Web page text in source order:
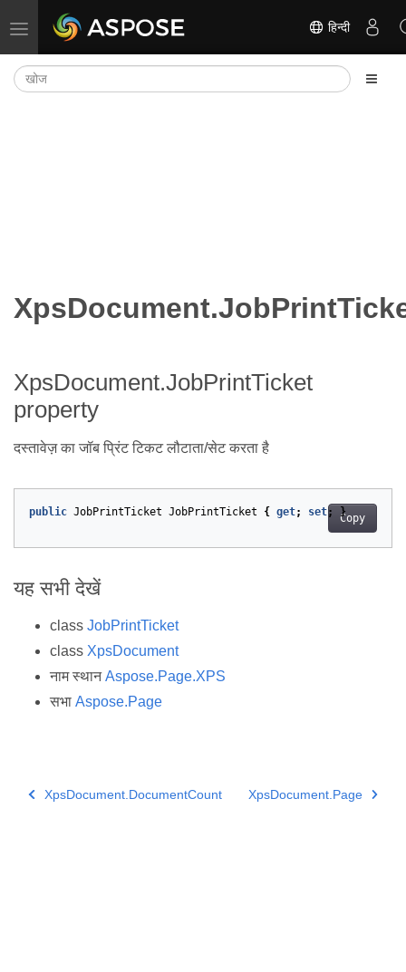
नेविगेशन टॉगल करें हिन्दी
XpsDocument.JobPrintTicket
property
दस्तावेज़ का जॉब प्रिंट टिकट लौटाता/सेट करता है
Copy
public JobPrintTicket JobPrintTicket { get; set; }
यह सभी देखें
class JobPrintTicket
class XpsDocument
नाम स्थानAspose.Page.XPS
सभा Aspose.Page
XpsDocument.DocumentCount XpsDocument.Page